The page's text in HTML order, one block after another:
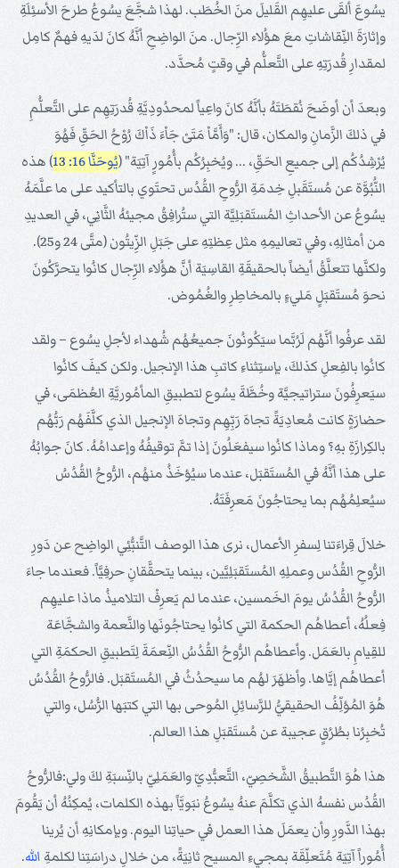
يسُوعَ ألقَى عليهِم القَليلَ منَ الخُطَب. لهذا شجَّعَ يسُوعُ طرحَ الأسئِلَةِ
وإثارَةَ النِّقاشاتِ معَ هؤُلاء الرِّجال. منَ الواضِحِ أنَّهُ كانَ لدَيهِ فهمٌ كامِل
لمقدارِ قُدرَتِهِ على التَّعلُّم في وقتٍ مُحدَّد.
وبعدَ أن أوضَحَ نُقطَتَهُ بأنَّهُ كانَ واعِياً لمحدُودِيَّةِ قُدرَتِهِم على التَّعلُّمِ
في ذلكَ الزَّمانِ والمكان، قال: "وَأَمَّاْ مَتَىْ جَاْءَ ذَاْكَ رُوْحُ الحَقِّ فَهُوَ
يُرْشِدُكُم إلى جميعِ الحَقِّ، ... ويُخبِرُكُم بأُمُورٍ آتِيَة" (يُوحَنَّا 16: 13
) هذه
النُّبُوَّة عن مُستَقَبلِ خِدمَةِ الرُّوحِ القُدُس تحتَوي بالتأكيد على ما علَّمَهُ
يسُوعُ عن الأحداثِ المُستَقبَلِيَّة التي ستُرافِقُ مجيئهُ الثَّانِي، في العديدِ
من أمثالِهِ، وفي تعاليمِهِ مثل عِظتِهِ على جَبَلِ الزِّيتُون (متَّى 24 و25).
ولكنَّها تتعلَّقُ أيضاً بالحقيقَةِ القاسِيَة أنَّ هؤُلاء الرِّجال كانُوا يتحرَّكُونَ
نحوَ مُستَقبَلٍ مَليءٍ بالمخاطِرِ والغُمُوض.
لقد عرفُوا أنَّهُم لَرُبَّما سيَكُونُونَ جميعُهُم شُهداء لأجلِ يسُوع – ولقد
كانُوا بالفِعلِ كذلكَ، بإستِثناءِ كاتبِ هذا الإنجيل. ولكن كيفَ كانُوا
سيَعرِفُونَ ستراتيجيَّة وخُطَّةَ يسُوع لتطبيقِ المأمُوريَّةِ العُظمَى، في
حضارَةٍ كانت مُعادِيَةً تجاهَ رَبِّهِم وتجاهَ الإنجيل الذي كلَّفَهُم رَبُّهُم
بالكِرازَةِ بهِ؟ وماذا كانُوا سيفعَلُونَ إذا تمَّ توقيفُهُ وإعدامُهُ. كانَ جوابُهُ
على هذا أنَّهُ في المُستَقبَل، عندما سيُؤخَذُ منهُم، الرُّوحُ القُدُسُ
سيُعلِمُهُم بما يحتاجُونَ مَعرِفَتَهُ.
خلالَ قِراءَتنا لِسفرِ الأعمال، نرى هذا الوصف التَّنبُّئِي الواضِح عن دَورِ
الرُّوحِ القُدُس وعملِهِ المُستَقبَلِيَّين، بينما يتحقَّقانِ حرفِيَّاً. فعندما جاءَ
الرُّوحُ القُدُسُ يومَ الخَمسين، عندما لم يَعرِفْ التلاميذُ ماذا عليهِم
فِعلُهُ، أعطاهُم الحكمة التي كانُوا يحتاجُونَها والنَّعمة والشجَّاعَة
للقِيامِ بالعَمَل. وأعطاهُم الرُّوحُ القُدُسُ النِّعمَةَ لِتَطبيقِ الحكمَةِ التي
أعطاهُم إيَّاها. وأظهَرَ لهُم ما سيحدُثُ في المُستَقبَل. فالرُّوحُ القُدُسُ
هُوَ المُؤلِّفُ الحقيقيُّ للرَّسائِلِ المُوحى بها التي كتبَها الرُّسُل، والتي
تُخبِرُنا بطُرُقٍ عجيبة عن مُستَقبَلِ هذا العالم.
هذا هُوَ التَّطبيقُ الشَّخصِيّ، التَّعبُّدِيّ والعَمَلِيّ بالنِّسبَةِ لكَ ولي:فالرُّوحُ
القُدُس نفسهُ الذي تكلَّمَ عنهُ يسُوعُ نبَويَّاً بهذه الكلمات، يُمكِنُهُ أن يَقُومَ
بهذا الدَّورِ وأن يعمَلَ هذا العمل في حياتِنا اليوم. وبإمكانِهِ أن يُرينا
أُمُوراً آتِيَة مُتَعلِّقَة بمجيءِ المسيحِ ثانِيَةً، من خلالِ دراسَتِنا لكلمةِ الله.